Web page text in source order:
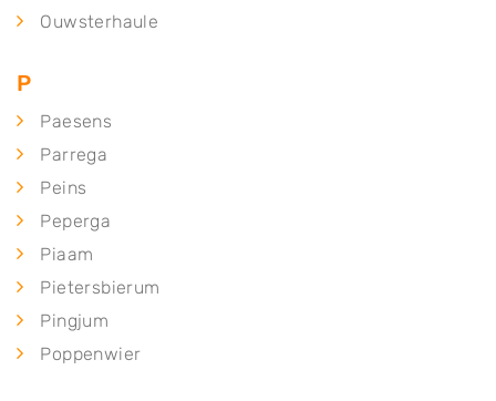
Ouwsterhaule
P
Paesens
Parrega
Peins
Peperga
Piaam
Pietersbierum
Pingjum
Poppenwier